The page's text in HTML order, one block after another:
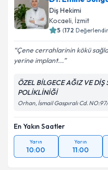
Diş Hekimi
Kocaeli, İzmit
5 (172
Çene cerrahlarinin kökü
yerine implant...
ÖZEL BİLGECE AĞIZ VE DİŞ
POLİKLİNİĞİ
Orhan, İsmail Gaspıralı Cd.
En Yakın Saatler
Yarın
10:00
Yarın
11:00